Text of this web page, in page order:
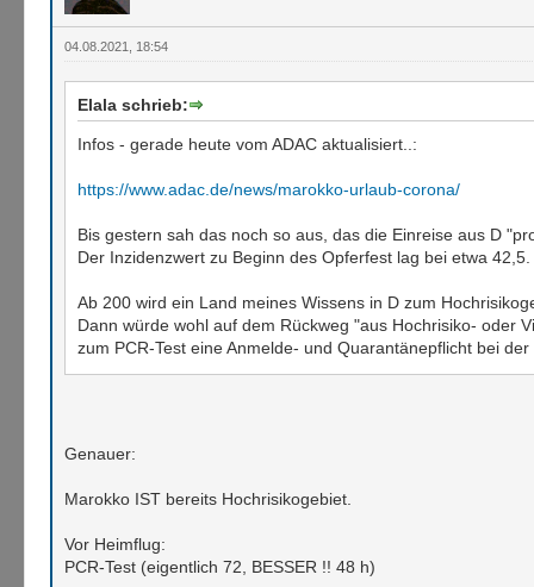
04.08.2021, 18:54
Elala schrieb:
Infos - gerade heute vom ADAC aktualisiert..:
https://www.adac.de/news/marokko-urlaub-corona/
Bis gestern sah das noch so aus, das die Einreise aus D
Der Inzidenzwert zu Beginn des Opferfest lag bei etwa 42,5.
Ab 200 wird ein Land meines Wissens in D zum
Dann würde wohl auf dem Rückweg "aus Hochrisiko- oder
zum PCR-Test eine Anmelde- und Quarantänepflicht bei
Genauer:
Marokko IST bereits Hochrisikogebiet.
Vor Heimflug:
PCR-Test (eigentlich 72, BESSER !! 48 h)